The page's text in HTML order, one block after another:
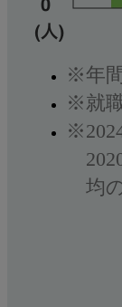
※年
※就
均